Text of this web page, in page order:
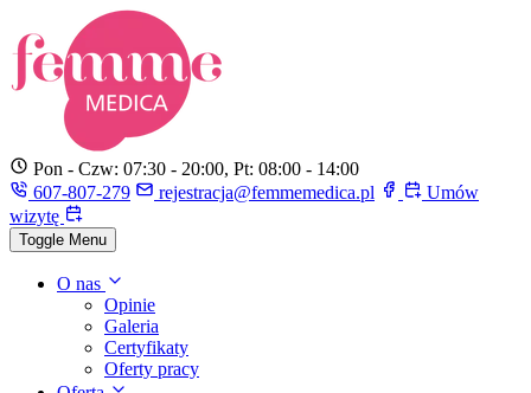
Pon - Czw: 07:30 - 20:00, Pt: 08:00 - 14:00
607-807-279
rejestracja@femmemedica.pl
Umów
wizytę
Toggle Menu
O nas
Opinie
Galeria
Certyfikaty
Oferty pracy